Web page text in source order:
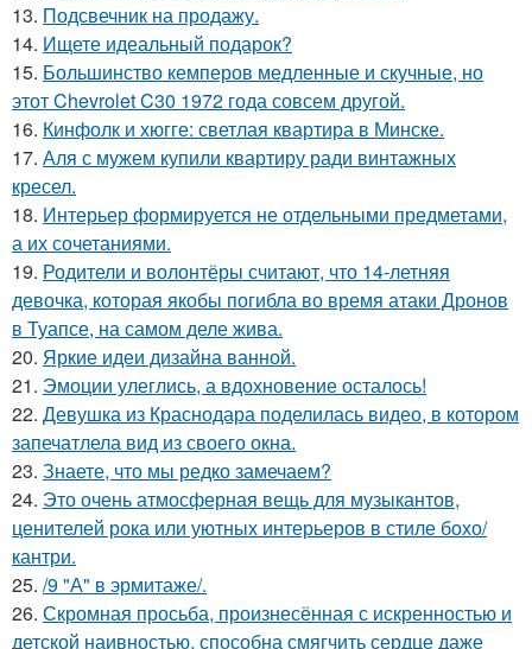
13. Подсвечник на продажу.
14. Ищете идеальный подарок?
15. Большинство кемперов медленные и скучные, но
этот Chevrolet C30 1972 года совсем другой.
16. Кинфолк и хюгге: светлая квартира в Минске.
17. Аля с мужем купили квартиру ради винтажных
кресел.
18. Интерьер формируется не отдельными предметами,
а их сочетаниями.
19. Родители и волонтёры считают, что 14-летняя
девочка, которая якобы погибла во время атаки Дронов
в Туапсе, на самом деле жива.
20. Яркие идеи дизайна ванной.
21. Эмоции улеглись, а вдохновение осталось!
22. Девушка из Краснодара поделилась видео, в котором
запечатлела вид из своего окна.
23. Знаете, что мы редко замечаем?
24. Это очень атмосферная вещь для музыкантов,
ценителей рока или уютных интерьеров в стиле бохо/
кантри.
25. /9 "А" в эрмитаже/.
26. Скромная просьба, произнесённая с искренностью и
детской наивностью, способна смягчить сердце даже